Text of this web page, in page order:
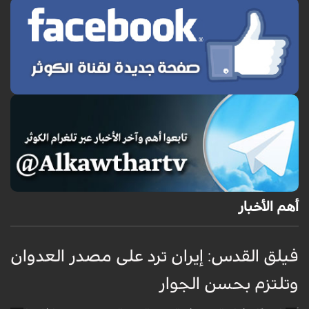
أهم الأخبار
فيلق القدس: إيران ترد على مصدر العدوان
وتلتزم بحسن الجوار